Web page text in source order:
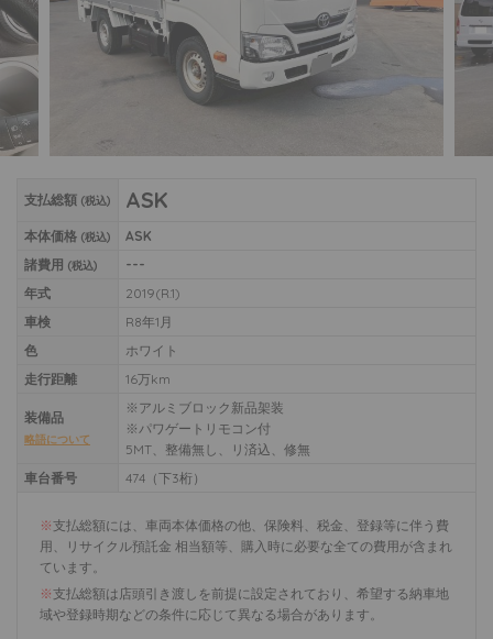
支払総額 (税込) ASK
本体価格 (税込)
ASK
諸費用 (税込)
---
年式
2019(R.1)
車検
R8年1月
色
ホワイト
走行距離
16万km
装備品
略語について
※アルミブロック新品架装
※パワゲートリモコン付
5MT、整備無し、リ済込、修無
車台番号
474（下3桁）
※支払総額には、車両本体価格の他、保険料、税金、登録等に伴う費
用、リサイクル預託金 相当額等、購入時に必要な全ての費用が含まれ
ています。
※支払総額は店頭引き渡しを前提に設定されており、希望する納車地
域や登録時期などの条件に応じて異なる場合があります。